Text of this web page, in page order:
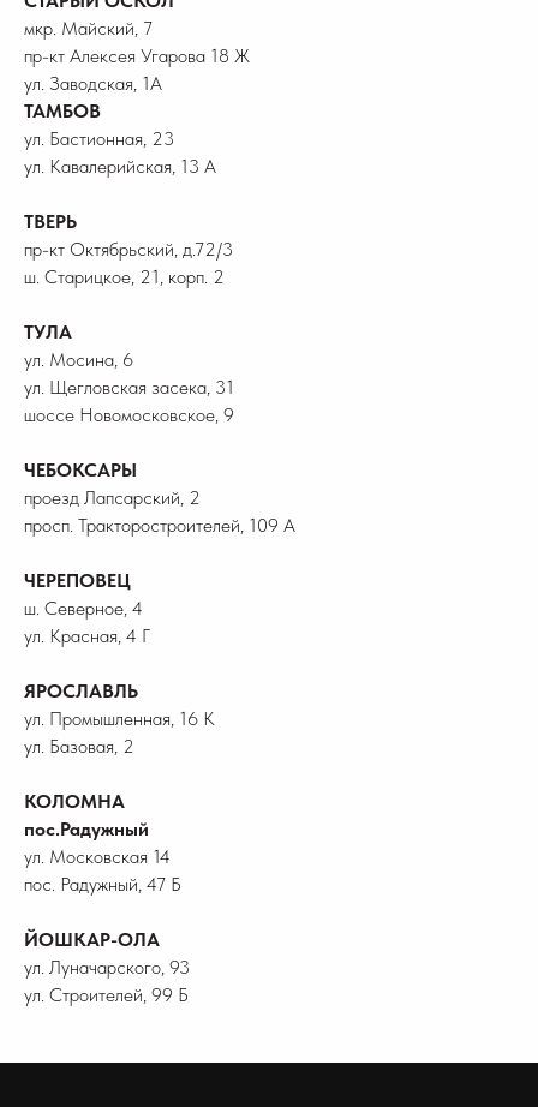
мкр. Майский, 7
пр-кт Алексея Угарова 18 Ж
ул. Заводская, 1А
ТАМБОВ
ул. Бастионная, 23
ул. Кавалерийская, 13 А
ТВЕРЬ
пр-кт Октябрьский, д.72/3
ш. Старицкое, 21, корп. 2
ТУЛА
ул. Мосина, 6
ул. Щегловская засека, 31
шоссе Новомосковское, 9
ЧЕБОКСАРЫ
проезд Лапсарский, 2
просп. Тракторостроителей, 109 А
ЧЕРЕПОВЕЦ
ш. Северное, 4
ул. Красная, 4 Г
ЯРОСЛАВЛЬ
ул. Промышленная, 16 К
ул. Базовая, 2
КОЛОМНА
пос.Радужный
ул. Московская 14
пос. Радужный, 47 Б
ЙОШКАР-ОЛА
ул. Луначарского, 93
ул. Строителей, 99 Б